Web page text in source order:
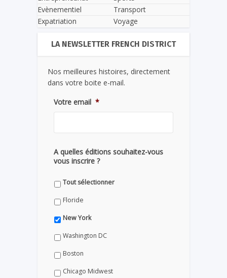
Evènementiel
Expatriation
Transport
Voyage
LA NEWSLETTER FRENCH DISTRICT
Nos meilleures histoires, directement
dans votre boite e-mail.
Votre email *
A quelles éditions souhaitez-vous
vous inscrire ?
Tout sélectionner
Floride
New York
Washington DC
Boston
Chicago Midwest